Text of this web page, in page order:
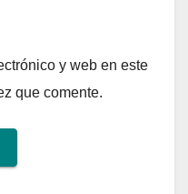
y web en este
que comente.